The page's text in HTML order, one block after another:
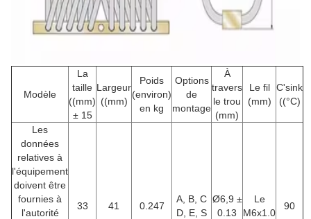
Modèle
La
taille
((mm)
± 15
Largeur
((mm)
Poids
(environ)
en kg
Options
de
montage
À
travers
le trou
(mm)
Le fil
(mm)
C'sink
((°C)
Les
données
relatives à
l'équipement
doivent être
fournies à
l'autorité
33 41 0.247
A, B, C
D, E, S
Ø6,9 ±
0.13
Le
M6x1.0
90